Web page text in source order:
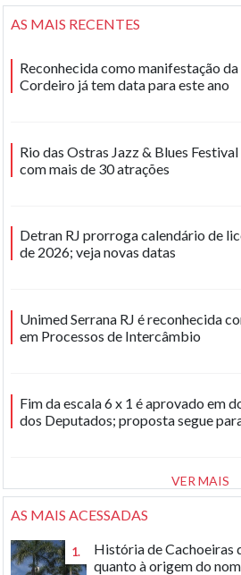
AS MAIS RECENTES
Reconhecida como manifestação
Cordeiro já tem data para este ano
Rio das Ostras Jazz & Blues Festival
com mais de 30 atrações
Detran RJ prorroga calendário de
de 2026; veja novas datas
Unimed Serrana RJ é reconhecida
em Processos de Intercâmbio
Fim da escala 6 x 1 é aprovado em
dos Deputados; proposta segue
VER MAIS
AS MAIS ACESSADAS
1.
História de Cachoeiras
quanto à origem do